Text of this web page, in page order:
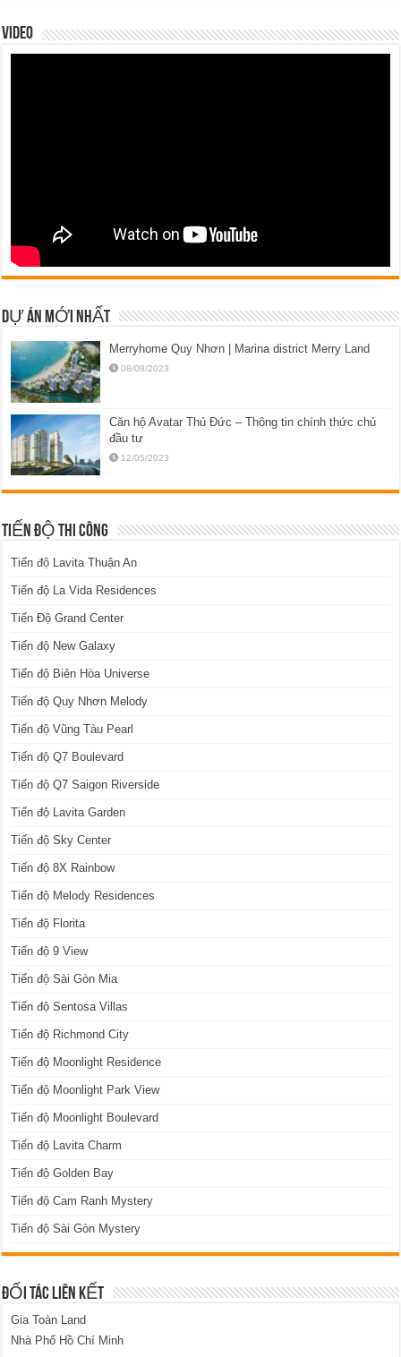
VIDEO
DỰ ÁN MỚI NHẤT
Merryhome Quy Nhơn | Marina district Merry Land
08/08/2023
Căn hộ Avatar Thủ Đức – Thông tin chính thức chủ
đầu tư
12/05/2023
TIẾN ĐỘ THI CÔNG
Tiến độ Lavita Thuận An
Tiến độ La Vida Residences
Tiến Độ Grand Center
Tiến độ New Galaxy
Tiến độ Biên Hòa Universe
Tiến độ Quy Nhơn Melody
Tiến độ Vũng Tàu Pearl
Tiến độ Q7 Boulevard
Tiến độ Q7 Saigon Riverside
Tiến độ Lavita Garden
Tiến độ Sky Center
Tiến độ 8X Rainbow
Tiến độ Melody Residences
Tiến độ Florita
Tiến độ 9 View
Tiến độ Sài Gòn Mia
Tiến độ Sentosa Villas
Tiến độ Richmond City
Tiến độ Moonlight Residence
Tiến độ Moonlight Park View
Tiến độ Moonlight Boulevard
Tiến độ Lavita Charm
Tiến độ Golden Bay
Tiến độ Cam Ranh Mystery
Tiến độ Sài Gòn Mystery
ĐỐI TÁC LIÊN KẾT
Gia Toàn Land
Nhà Phố Hồ Chí Minh